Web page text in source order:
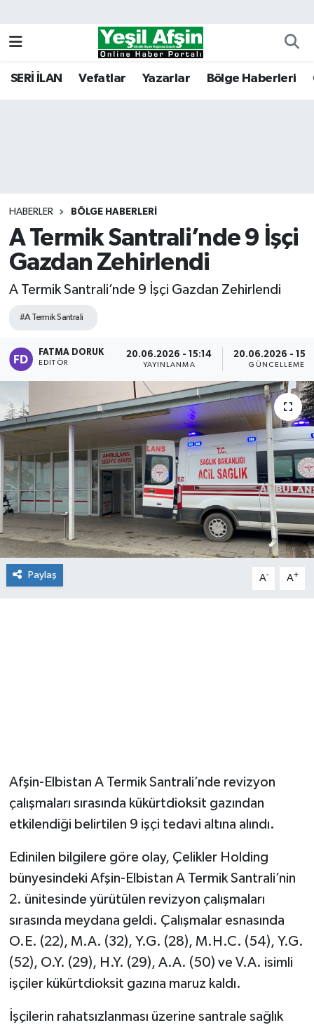
SERİ İLAN Vefatlar Yazarlar Bölge Haberleri
HABERLER BÖLGE HABERLERI
A Termik Santrali’nde 9 İşçi
Gazdan Zehirlendi
A Termik Santrali’nde 9 İşçi Gazdan Zehirlendi
#A Termik Santrali
FATMA DORUK
EDITÖR
20.06.2026 - 15:14
YAYINLANMA
20.06.2026 -
GÜNCELLEME
Paylaş A- A+
Afşin-Elbistan A Termik Santrali’nde revizyon
çalışmaları sırasında kükürtdioksit gazından
etkilendiği belirtilen 9 işçi tedavi altına alındı.
Edinilen bilgilere göre olay, Çelikler Holding
bünyesindeki Afşin-Elbistan A Termik Santrali’nin
2. ünitesinde yürütülen revizyon çalışmaları
sırasında meydana geldi. Çalışmalar esnasında
O.E. (22), M.A. (32), Y.G. (28), M.H.C. (54), Y.G.
(52), O.Y. (29), H.Y. (29), A.A. (50) ve V.A. isimli
işçiler kükürtdioksit gazına maruz kaldı.
İşçilerin rahatsızlanması üzerine santrale sağlık
Kahramanmaraş Nöbetçi Eczaneler
Tüm Manşetler
Son Dakika Haberleri